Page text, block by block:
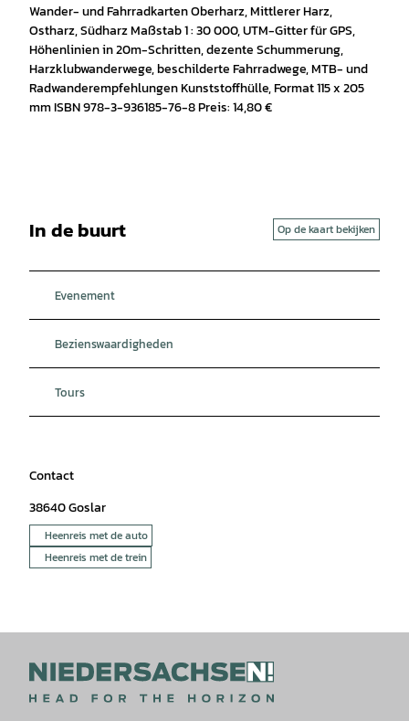
Wander- und Fahrradkarten Oberharz, Mittlerer Harz,
Ostharz, Südharz Maßstab 1 : 30 000, UTM-Gitter für GPS,
Höhenlinien in 20m-Schritten, dezente Schummerung,
Harzklubwanderwege, beschilderte Fahrradwege, MTB- und
Radwanderempfehlungen Kunststoffhülle, Format 115 x 205
mm ISBN 978-3-936185-76-8 Preis: 14,80 €
In de buurt Op de kaart bekijken
Evenement
Bezienswaardigheden
Tours
Contact
38640Goslar
Heenreis met de auto
Heenreis met de trein